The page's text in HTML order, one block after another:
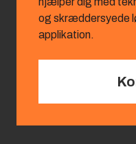
og skræddersyede
applikation.